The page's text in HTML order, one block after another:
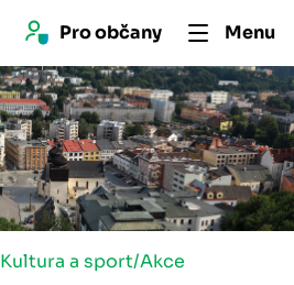
Pro občany Menu
Kultura a sport/Akce